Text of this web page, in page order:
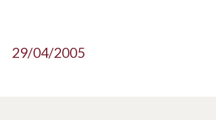
29/04/2005